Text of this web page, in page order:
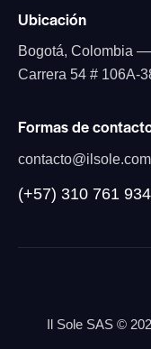
Ubicación
Bogotá, Colombia —
Carrera 54 # 106A-
Formas de
(+57) 310 761
Il Sole SAS©